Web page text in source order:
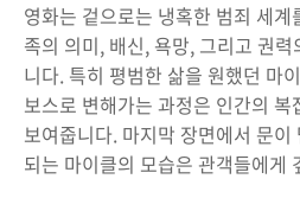
영화는 겉으로는 냉혹한 범죄 세
족의 의미, 배신, 욕망, 그리고 권
니다. 특히 평범한 삶을 원했던 마
보스로 변해가는 과정은 인간의
보여줍니다. 마지막 장면에서 문
되는 마이클의 모습은 관객들에게